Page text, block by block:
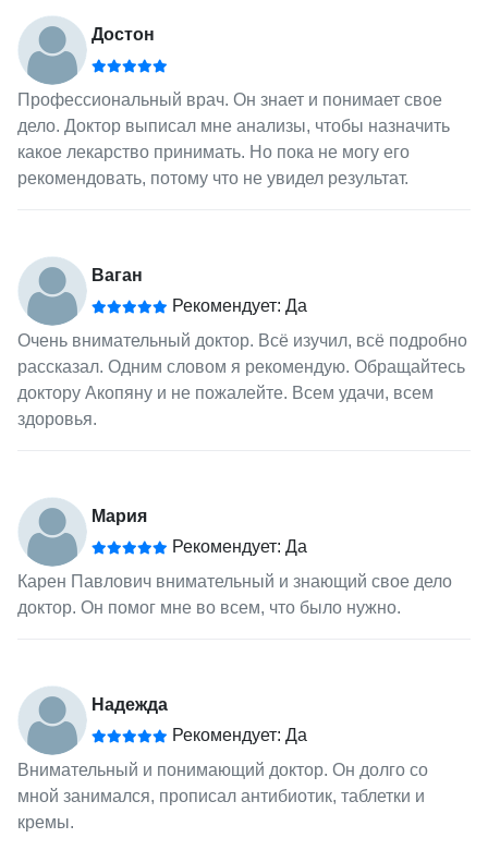
Достон
Профессиональный врач. Он знает и понимает свое
дело. Доктор выписал мне анализы, чтобы назначить
какое лекарство принимать. Но пока не могу его
рекомендовать, потому что не увидел результат.
Ваган
Рекомендует: Да
Очень внимательный доктор. Всё изучил, всё подробно
рассказал. Одним словом я рекомендую. Обращайтесь
доктору Акопяну и не пожалейте. Всем удачи, всем
здоровья.
Мария
Рекомендует: Да
Карен Павлович внимательный и знающий свое дело
доктор. Он помог мне во всем, что было нужно.
Надежда
Рекомендует: Да
Внимательный и понимающий доктор. Он долго со
мной занимался, прописал антибиотик, таблетки и
кремы.